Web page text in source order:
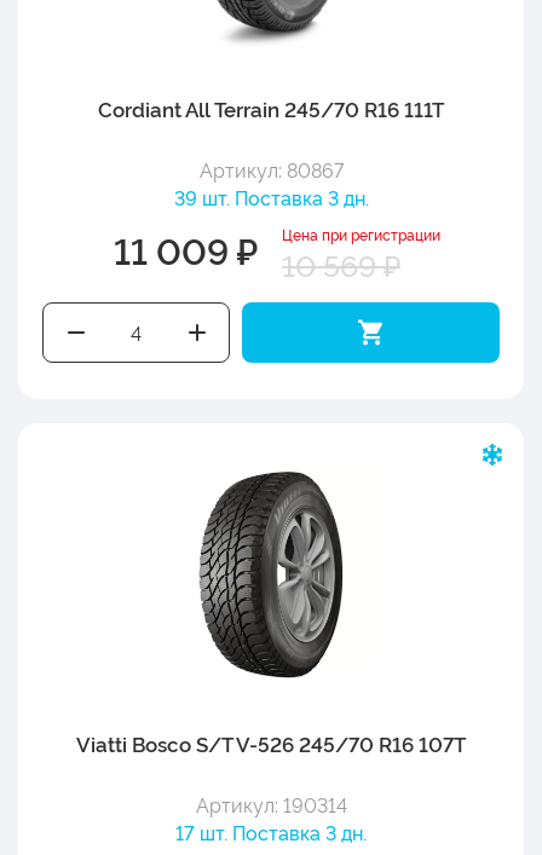
Cordiant All Terrain 245/70 R16 111T
Артикул: 80867
39 шт. Поставка 3 дн.
11 009 ₽ Цена при регистрации
10 569 ₽
Viatti Bosco S/T V-526 245/70 R16 107T
Артикул: 190314
17 шт. Поставка 3 дн.